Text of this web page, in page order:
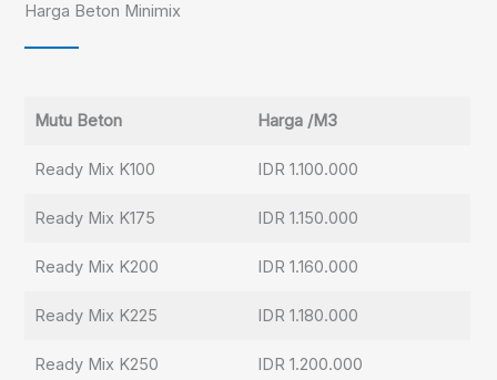
Harga Beton Minimix
Mutu Beton Harga /M3
Ready Mix K100 IDR 1.100.000
Ready Mix K175 IDR 1.150.000
Ready Mix K200 IDR 1.160.000
Ready Mix K225 IDR 1.180.000
Ready Mix K250 IDR 1.200.000